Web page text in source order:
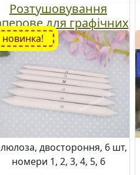
Розтушовування
для графічних
набір №№1-
6, біле
новинка!
двостороння, 6 шт,
номери 1, 2, 3, 4, 5, 6